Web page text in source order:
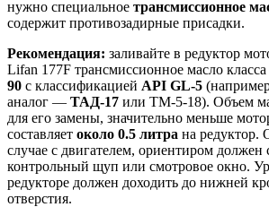
нужно специальное трансмиссионное
содержит противозадирные присадки.
Рекомендация: заливайте в редуктор
Lifan 177F трансмиссионное масло класса
90 с классификацией API GL-5
аналог — ТАД-17 или ТМ-5-18). Объем
для его замены, значительно меньше
составляет около 0.5 литра на редуктор.
случае с двигателем, ориентиром должен
контрольный щуп или смотровое окно.
редукторе должен доходить до нижней
отверстия.